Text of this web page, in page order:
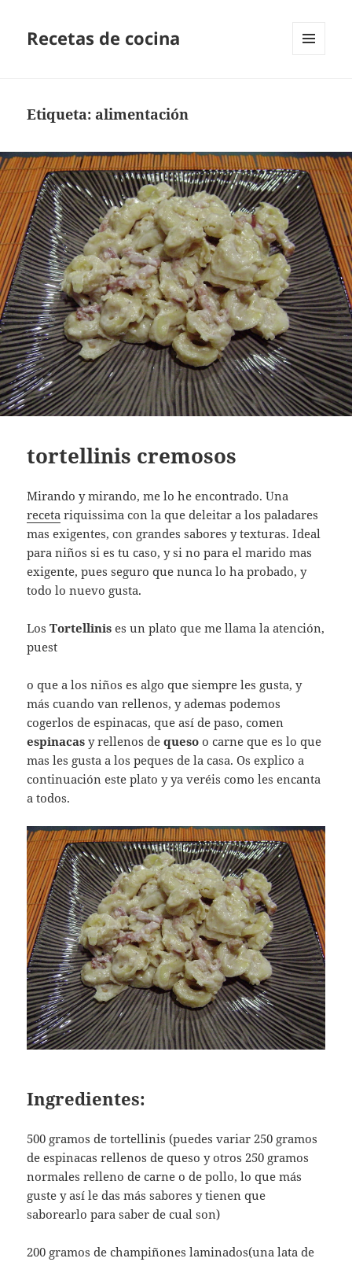
Recetas de cocina
Etiqueta: alimentación
tortellinis cremosos
Mirando y mirando, me lo he encontrado. Una
receta riquissima con la que deleitar a los paladares
mas exigentes, con grandes sabores y texturas. Ideal
para niños si es tu caso, y si no para el marido mas
exigente, pues seguro que nunca lo ha probado, y
todo lo nuevo gusta.
LosTortellinis es un plato que me llama la atención,
puest
o que a los niños es algo que siempre les gusta, y
más cuando van rellenos, y ademas podemos
cogerlos de espinacas, que así de paso, comen
espinacas y rellenos dequeso o carne que es lo que
mas les gusta a los peques de la casa. Os explico a
continuación este plato y ya veréis como les encanta
a todos.
Ingredientes:
500 gramos de tortellinis (puedes variar 250 gramos
de espinacas rellenos de queso y otros 250 gramos
normales relleno de carne o de pollo, lo que más
guste y así le das más sabores y tienen que
saborearlo para saber de cual son)
200 gramos de champiñones laminados(una lata de